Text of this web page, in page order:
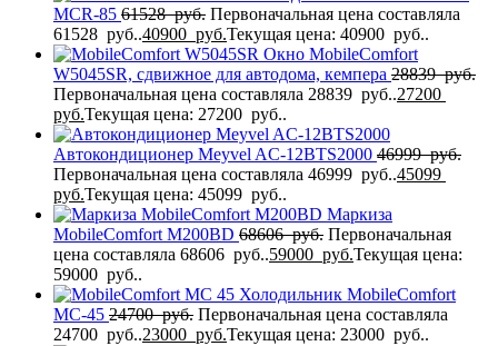
MCR-85 61528руб. Первоначальная цена составляла
61528 руб..40900 руб.Текущая цена: 40900 руб..
Окно MobileComfort
W5045SR, сдвижное для автодома, кемпера 28839руб.
Первоначальная цена составляла 28839 руб..27200
руб.Текущая цена: 27200 руб..
Автокондиционер Meyvel AC-12BTS2000 46999руб.
Первоначальная цена составляла 46999 руб..45099
руб.Текущая цена: 45099 руб..
Маркиза
MobileComfort M200BD 68606руб. Первоначальная
цена составляла 68606 руб..59000 руб.Текущая цена:
59000 руб..
Холодильник MobileComfort
MC-45 24700руб. Первоначальная цена составляла
24700 руб..23000 руб.Текущая цена: 23000 руб..